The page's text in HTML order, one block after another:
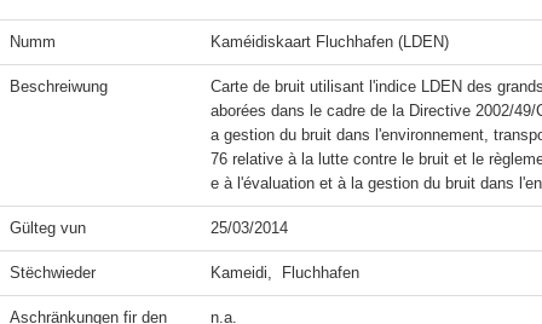
Numm Kaméidiskaart Fluchhafen (LDEN)
Beschreiwung
Carte de bruit utilisant l'indice LDEN des
aborées dans le cadre de la Directive 2002/
a gestion du bruit dans l'environnement,
76 relative à la lutte contre le bruit et le
e à l'évaluation et à la gestion du bruit dans
Gülteg vun 25/03/2014
Stëchwieder Kameidi,  Fluchhafen
Aschränkungen fir den
n.a.